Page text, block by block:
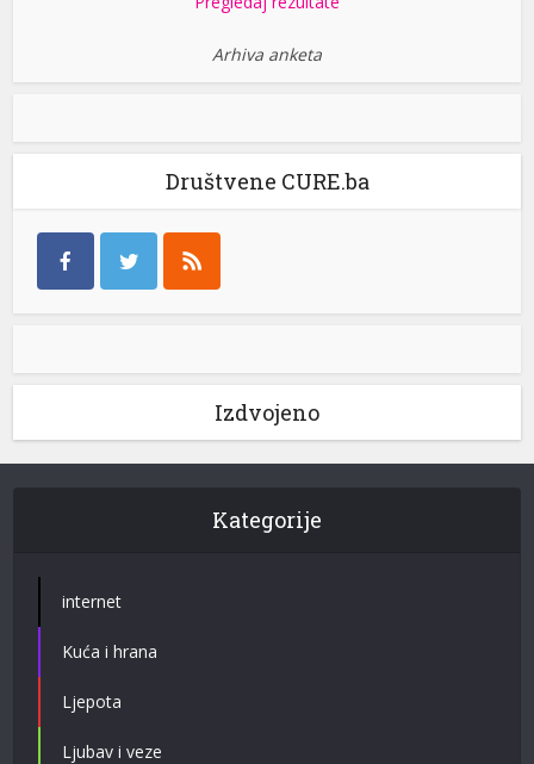
Arhiva anketa
Društvene CURE.ba
Izdvojeno
Kategorije
internet
Kuća i hrana
Ljepota
Ljubav i veze